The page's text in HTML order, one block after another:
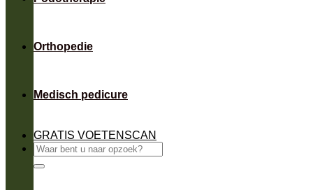
Orthopedie
Medisch pedicure
GRATIS VOETENSCAN
Zoeken
naar: